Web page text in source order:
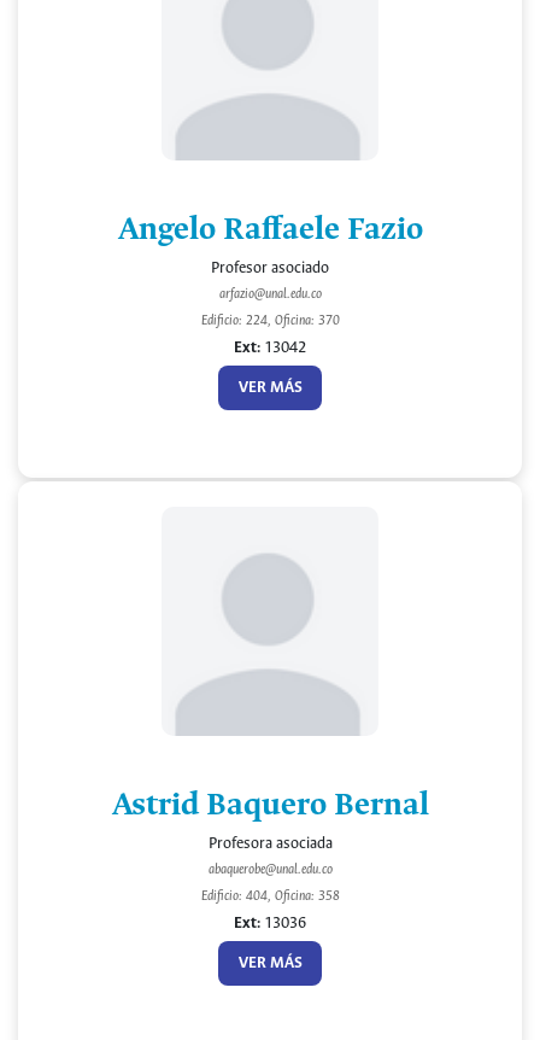
Angelo Raffaele Fazio
Profesor asociado
arfazio@unal.edu.co
Edificio: 224, Oficina: 370
Ext: 13042
VER MÁS
Astrid Baquero Bernal
Profesora asociada
abaquerobe@unal.edu.co
Edificio: 404, Oficina: 358
Ext: 13036
VER MÁS